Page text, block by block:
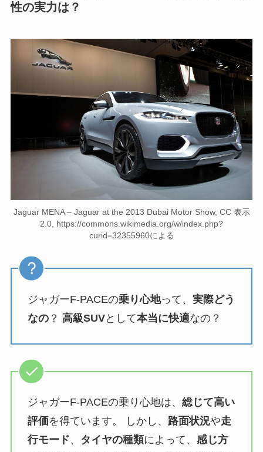
性の実力は？
Jaguar MENA – Jaguar at the 2013 Dubai Motor Show, CC 表示
2.0, https://commons.wikimedia.org/w/index.php?
curid=32355960による
ジャガーF-PACEの乗り心地って、 実際どう
なの？ 高級SUVとして本当に快適なの？
ジャガーF-PACEの乗り心地は、 総じて高い
評価を得ています。 しかし、 路面状況や走
行モード、 タイヤの種類によって、 感じ方